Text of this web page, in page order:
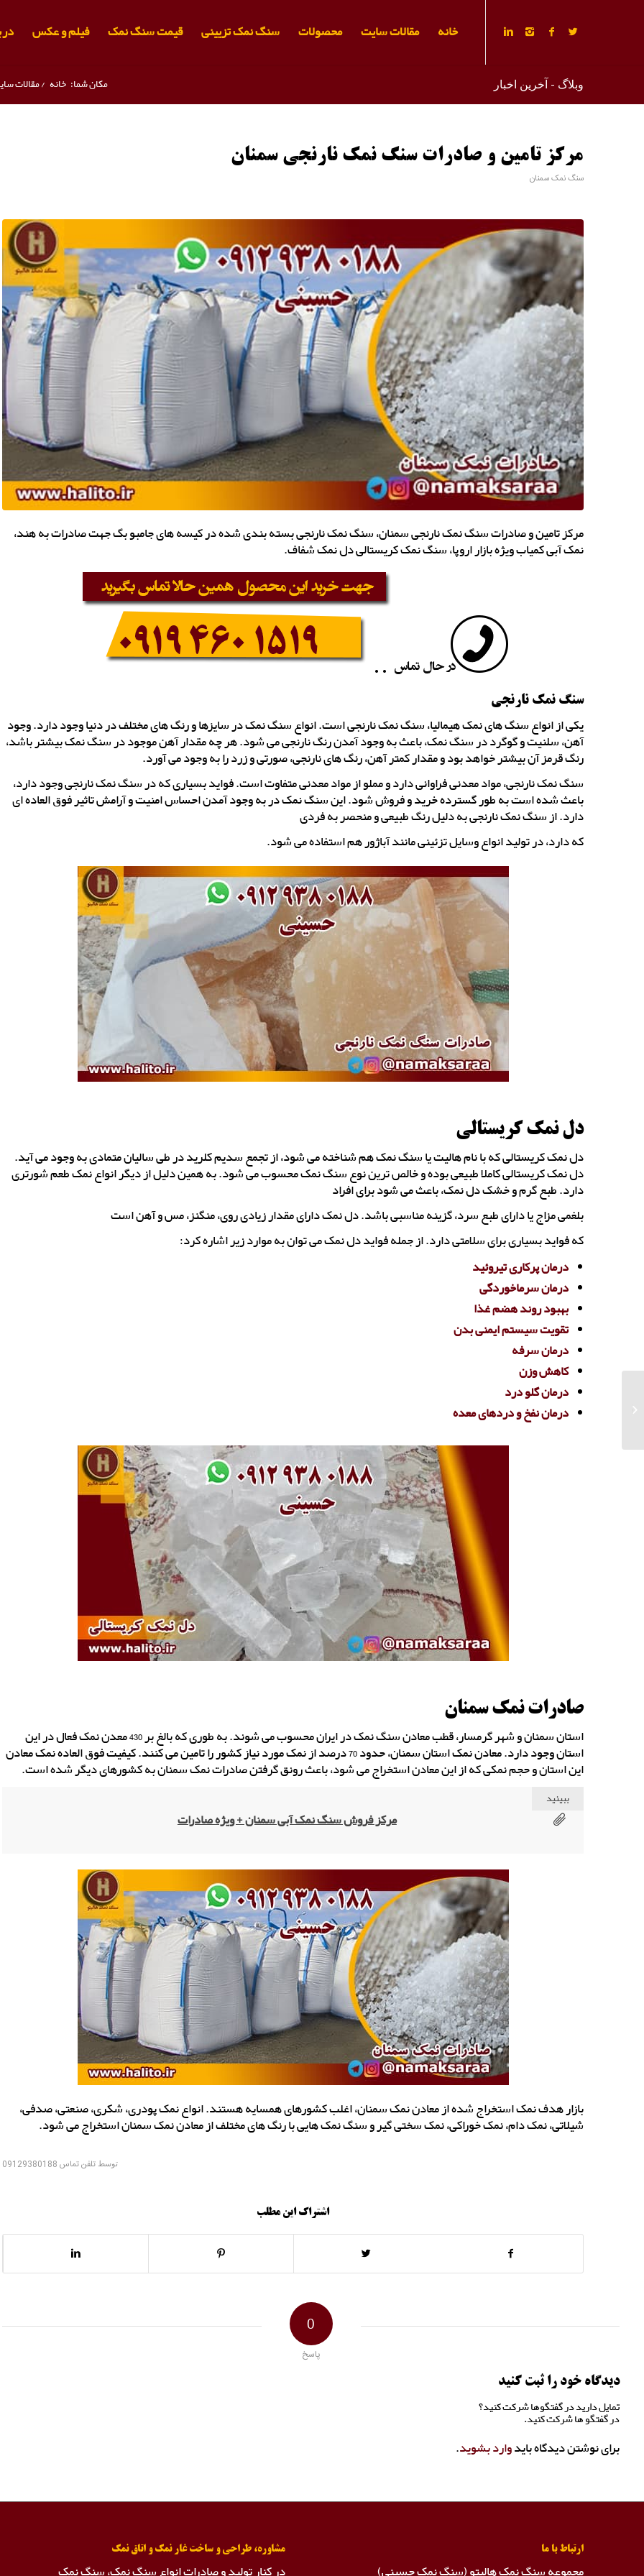
خانه مقالات سایت محصولات سنگ نمک تزیینی قیمت سنگ نمک فیلم و عکس
وبلاگ - آخرین اخبار مکان شما: خانه /مقالات
مرکز تامین و صادرات سنگ نمک نارنجی سمنان
سنگ نمک سمنان
مرکز تامین و صادرات سنگ نمک نارنجی سمنان، سنگ نمک نارنجی بسته بندی شده در کیسه های جامبو بگ جهت صادرات به هند،
نمک آبی کمیاب ویژه بازار اروپا، سنگ نمک کریستالی دل نمک شفاف.
سنگ نمک نارنجی
یکی از انواع سنگ های نمک هیمالیا، سنگ نمک نارنجی است. انواع سنگ نمک در سایزها و رنگ های مختلف در دنیا وجود دارد. وجود
آهن، سلنیت و گوگرد در سنگ نمک، باعث به وجود آمدن رنگ نارنجی می شود. هر چه مقدار آهن موجود در سنگ نمک بیشتر باشد،
رنگ قرمز آن بیشتر خواهد بود و مقدار کمتر آهن، رنگ های نارنجی، صورتی و زرد را به وجود می آورد.
سنگ نمک نارنجی، مواد معدنی فراوانی دارد و مملو از مواد معدنی متفاوت است. فواید بسیاری که در سنگ نمک نارنجی وجود دارد،
باعث شده است به طور گسترده خرید و فروش شود. این سنگ نمک در به وجود آمدن احساس امنیت و آرامش تاثیر فوق العاده ای
دارد. از سنگ نمک نارنجی به دلیل رنگ طبیعی و منحصر به فردی
که دارد، در تولید انواع وسایل تزئینی مانند آباژور هم استفاده می شود.
دل نمک کریستالی
دل نمک کریستالی که با نام هالیت یا سنگ نمک هم شناخته می شود، از تجمع سدیم کلرید در طی سالیان متمادی به وجود می آید.
دل نمک کریستالی کاملا طبیعی بوده و خالص ترین نوع سنگ نمک محسوب می شود. به همین دلیل از دیگر انواع نمک طعم شورتری
دارد. طبع گرم و خشک دل نمک، باعث می شود برای افراد
بلغمی مزاج یا دارای طبع سرد، گزینه مناسبی باشد. دل نمک دارای مقدار زیادی روی، منگنز، مس و آهن است
که فواید بسیاری برای سلامتی دارد. از جمله فواید دل نمک می توان به موارد زیر اشاره کرد:
درمان پرکاری تیروئید
درمان سرماخوردگی
بهبود روند هضم غذا
تقویت سیستم ایمنی بدن
درمان سرفه
کاهش وزن
درمان گلو درد
درمان نفخ و دردهای معده
صادرات نمک سمنان
استان سمنان و شهر گرمسار، قطب معادن سنگ نمک در ایران محسوب می شوند. به طوری که بالغ بر 430 معدن نمک فعال در این
استان وجود دارد. معادن نمک استان سمنان، حدود 70 درصد از نمک مورد نیاز کشور را تامین می کنند. کیفیت فوق العاده نمک معادن
این استان و حجم نمکی که از این معادن استخراج می شود، باعث رونق گرفتن صادرات نمک سمنان به کشورهای دیگر شده است.
ببینید
مرکز فروش سنگ نمک آبی سمنان + ویژه صادرات
بازار هدف نمک استخراج شده از معادن نمک سمنان، اغلب کشورهای همسایه هستند. انواع نمک پودری، شکری، صنعتی، صدفی،
شیلاتی، نمک دام، نمک خوراکی، نمک سختی گیر و سنگ نمک هایی با رنگ های مختلف از معادن نمک سمنان استخراج می شود.
توسط تلفن تماس 09129380188
اشتراک این مطلب
0
پاسخ
دیدگاه خود را ثبت کنید
تمایل دارید در گفتگوها شرکت کنید؟
در گفتگو ها شرکت کنید.
برای نوشتن دیدگاه بایدوارد بشوید.
ارتباط با ما
مجموعه سنگ نمک هالیتو (سنگ نمک حسینی)
مشاوره، طراحی و ساخت غار نمک و اتاق نمک
در کنار تولید و صادرات انواع سنگ نمک، سنگ نمک
فروش مستقیم نمک
سختی گیر در تهران و
کرج